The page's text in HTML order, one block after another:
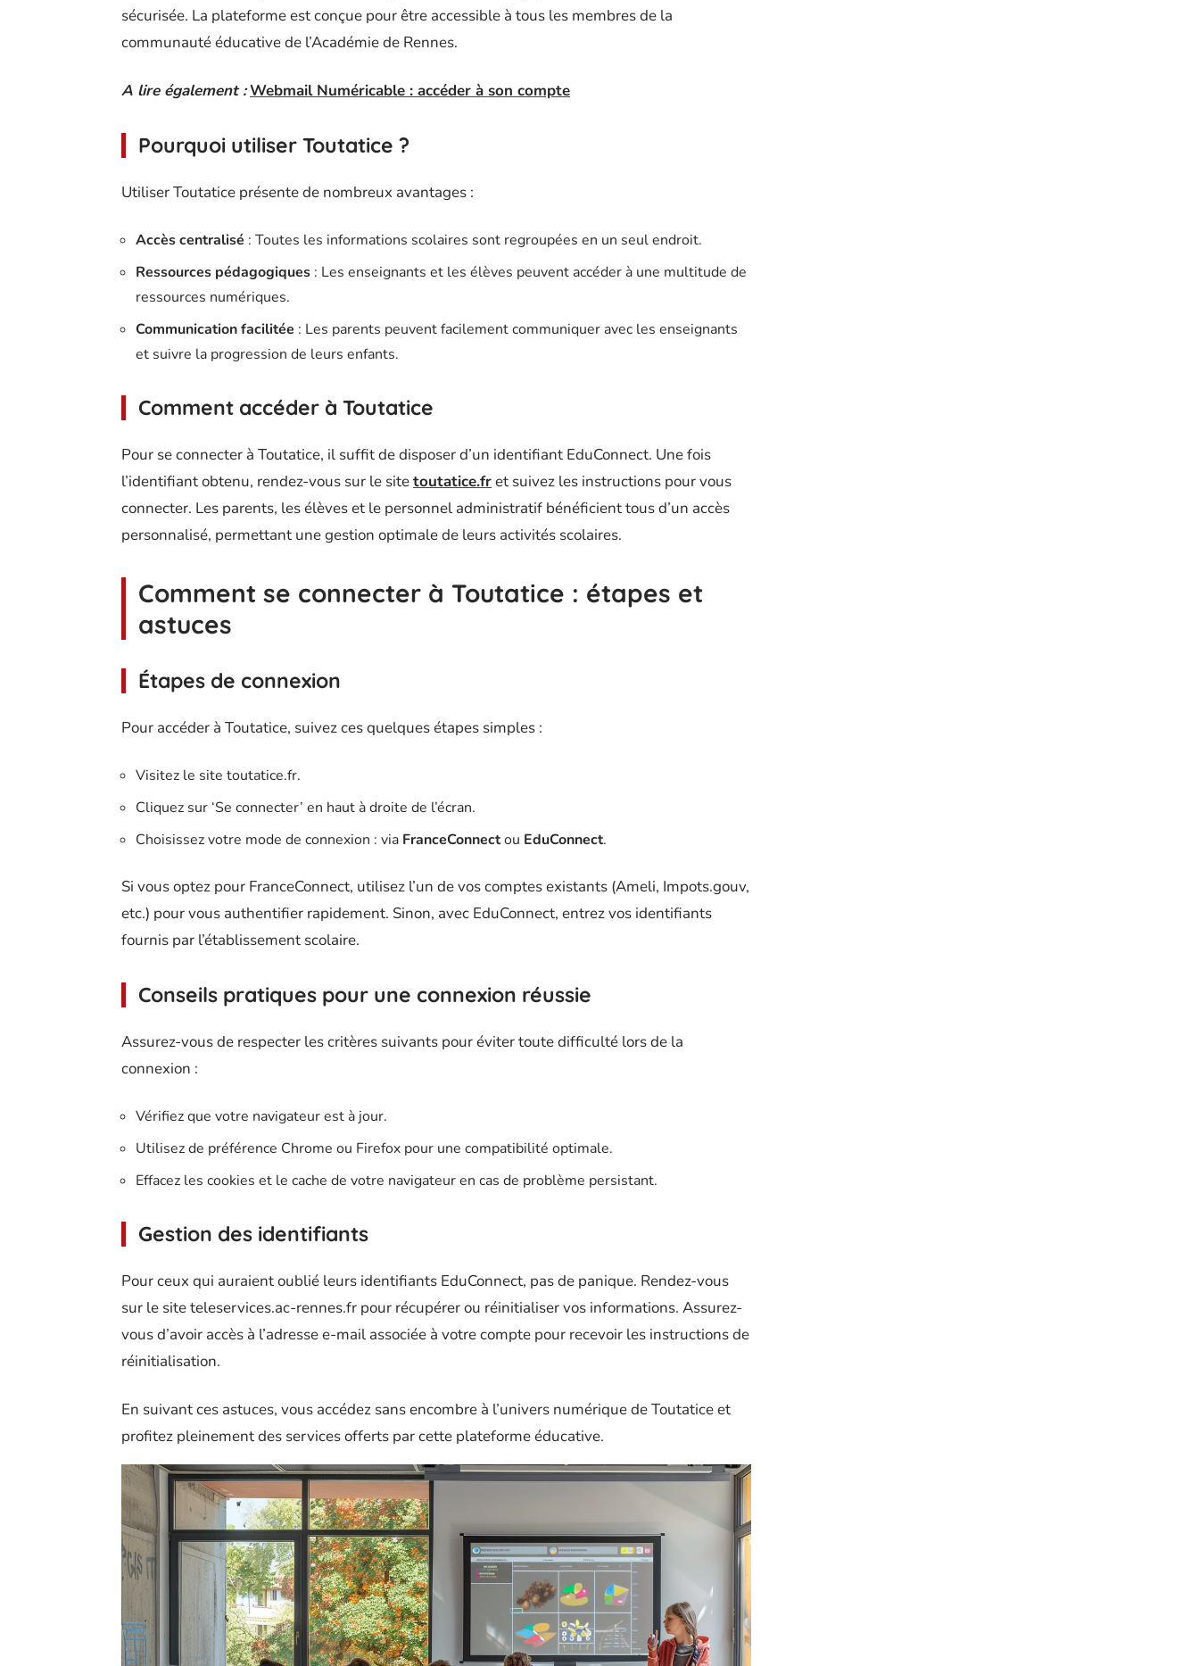
sécurisée. La plateforme est conçue pour être accessible à tous les membres de la
communauté éducative de l’Académie de Rennes.
A lire également :Webmail Numéricable : accéder à son compte
Pourquoi utiliser Toutatice ?
Utiliser Toutatice présente de nombreux avantages :
Accès centralisé : Toutes les informations scolaires sont regroupées en un seul endroit.
Ressources pédagogiques : Les enseignants et les élèves peuvent accéder à une multitude de
ressources numériques.
Communication facilitée : Les parents peuvent facilement communiquer avec les enseignants
et suivre la progression de leurs enfants.
Comment accéder à Toutatice
Pour se connecter à Toutatice, il suffit de disposer d’un identifiant EduConnect. Une fois
l’identifiant obtenu, rendez-vous sur le sitetoutatice.fret suivez les instructions pour vous
connecter. Les parents, les élèves et le personnel administratif bénéficient tous d’un accès
personnalisé, permettant une gestion optimale de leurs activités scolaires.
Comment se connecter à Toutatice : étapes et
astuces
Étapes de connexion
Pour accéder à Toutatice, suivez ces quelques étapes simples :
Visitez le site toutatice.fr.
Cliquez sur ‘Se connecter’ en haut à droite de l’écran.
Choisissez votre mode de connexion : via FranceConnectou EduConnect.
Si vous optez pour FranceConnect, utilisez l’un de vos comptes existants (Ameli, Impots.gouv,
etc.) pour vous authentifier rapidement. Sinon, avec EduConnect, entrez vos identifiants
fournis par l’établissement scolaire.
Conseils pratiques pour une connexion réussie
Assurez-vous de respecter les critères suivants pour éviter toute difficulté lors de la
connexion :
Vérifiez que votre navigateur est à jour.
Utilisez de préférence Chrome ou Firefox pour une compatibilité optimale.
Effacez les cookies et le cache de votre navigateur en cas de problème persistant.
Gestion des identifiants
Pour ceux qui auraient oublié leurs identifiants EduConnect, pas de panique. Rendez-vous
sur le site teleservices.ac-rennes.fr pour récupérer ou réinitialiser vos informations. Assurez-
vous d’avoir accès à l’adresse e-mail associée à votre compte pour recevoir les instructions de
réinitialisation.
En suivant ces astuces, vous accédez sans encombre à l’univers numérique de Toutatice et
profitez pleinement des services offerts par cette plateforme éducative.